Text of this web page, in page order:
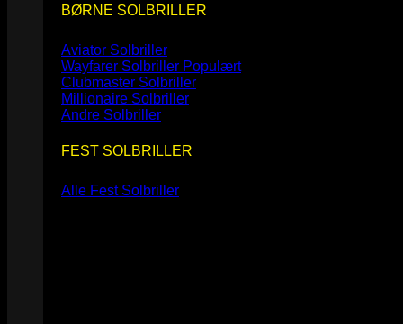
BØRNE SOLBRILLER
Aviator Solbriller
Wayfarer Solbriller
Clubmaster Solbriller
Millionaire Solbriller
Andre Solbriller
FEST SOLBRILLER
Alle Fest Solbriller